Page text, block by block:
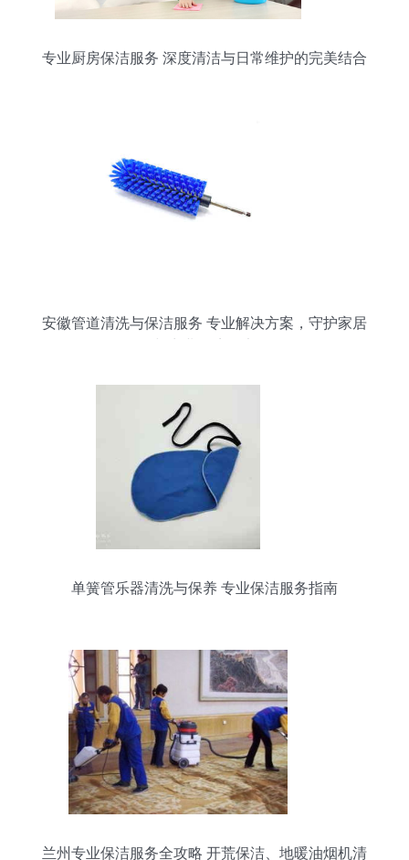
专业厨房保洁服务 深度清洁与日常维护的完美结合
安徽管道清洗与保洁服务 专业解决方案，守护家居
单簧管乐器清洗与保养 专业保洁服务指南
兰州专业保洁服务全攻略 开荒保洁、地暖油烟机清